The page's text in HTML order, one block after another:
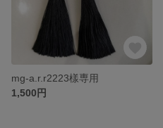
mg-a.r.r2223樣専用
1,500円